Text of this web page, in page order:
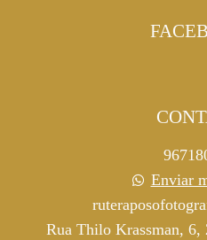
Enviar
Rua Thilo Krassman, 6,